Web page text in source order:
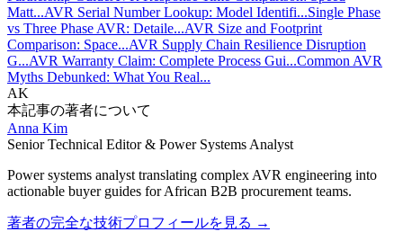
Matt...AVR Serial Number Lookup: Model Identifi...Single Phase
vs Three Phase AVR: Detaile...AVR Size and Footprint
Comparison: Space...AVR Supply Chain Resilience Disruption
G...AVR Warranty Claim: Complete Process Gui...Common AVR
Myths Debunked: What You Real...
AK
本記事の著者について
Anna Kim
Senior Technical Editor & Power Systems Analyst
Power systems analyst translating complex AVR engineering into
actionable buyer guides for African B2B procurement teams.
著者の完全な技術プロフィールを見る →